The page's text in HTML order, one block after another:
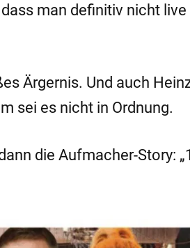
man definitiv nicht
Ärgernis. Und auch
sei es nicht in Ordnung.
die Aufmacher-Story: